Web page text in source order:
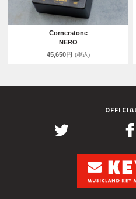
Cornerstone
NERO
45,650円 (税込)